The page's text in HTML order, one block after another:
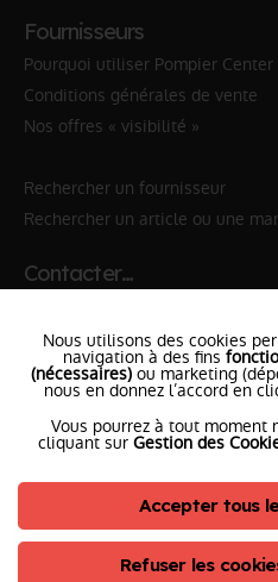
Fournisseurs
Pourquoi utiliser Pompier Center
Conditions générales de vente
Nos offres « visibilité »
Rechercher un fournisseur
Rechercher un article ou une
Contacter…
✆ 18№National Sapeurs-
le SDISle plus proche
l'équipePompierCenter
©2026 Pompier Center
Protection de vos données •
Nous utilisons des cookies
navigation à des fins
(nécessaires) ou marketing
nous en donnez l’accord en
Vous pourrez à tout moment
cliquant sur Gestion des
Accepter tous
Refuser les